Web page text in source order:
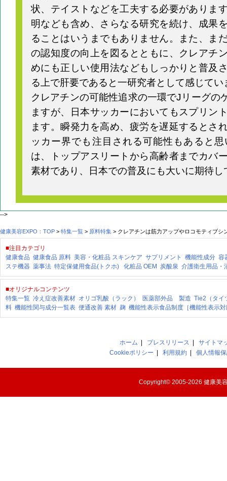
状、テイストなどを工夫する必要がありま
明なども含め、さらなる研究を続け、成果
ることはいうまでもありません。また、ま
の認知度の向上を図るとともに、クレアチ
めにも正しい使用法などもしっかりと普及
る上で肝要であると一研究者として感じてい
クレアチンの可能性追求の一環でJリーグの
ますが、日本サッカーにおいてもスプリン
ます。瞬発力を高め、疲労を遅延するとさ
ッカー界でも注目される可能性もあると
は、トップアスリートから高齢者までカバ
素材であり、日本での普及にも大いに期待し
-->
健康美容EXPO：TOP > 特集一覧 > 原料特集 > クレアチンは筋力アップやロコモティブシ
■注目カテゴリ
健康食品 健康食品 原料 美容・化粧品 スキンケア サプリメント 機能性成分 容
ステ機器 薬事法 特定保健用食品(トクホ) 化粧品 OEM 炭酸泉 介護衛生用品・
■オリジナルコンテンツ
特集一覧 冷え症改善素材 オリゴ乳酸（ラック） 医薬部外品 製造 Tie2（タイ
料 機能性関与成分一覧表 便通改善 素材 麹 機能性表示食品制度［機能性表示
ホーム プレスリリース |サイトマ
Cookieポリシー
|利用規約 |個人情報
Copyright© 2005-2026健康美